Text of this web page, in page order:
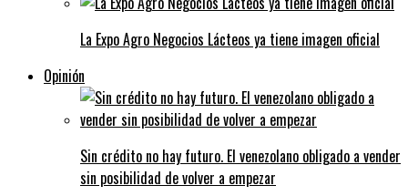
La Expo Agro Negocios Lácteos ya tiene imagen oficial
Opinión
Sin crédito no hay futuro. El venezolano obligado a vender
sin posibilidad de volver a empezar